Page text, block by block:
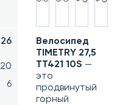
26
20
6
Велосипед
TIMETRY 27,5
TT421 10S —
это
продвинутый
горный